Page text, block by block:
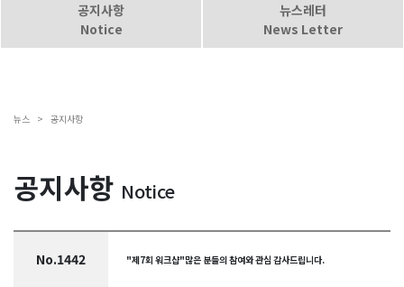
공지사항
Notice
뉴스레터
News Letter
뉴스 > 공지사항
공지사항 Notice
No.1442 "제7회 워크샵"많은 분들의 참여와 관심 감사드립니다.